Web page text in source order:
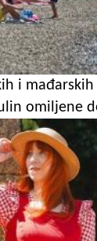
i
omiljene